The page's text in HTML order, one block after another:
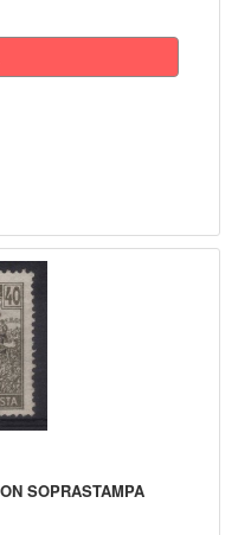
SOPRASTAMPA